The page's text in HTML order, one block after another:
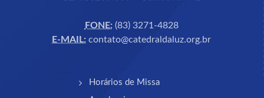
FONE:(83) 3271-4828
E-MAIL: contato@catedraldaluz.org.br
Horários de Missa